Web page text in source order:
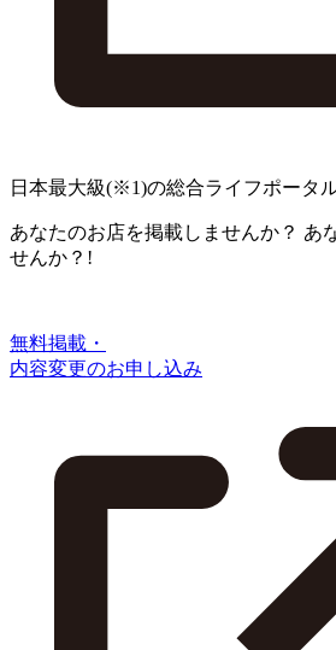
日本最大級(※1)の総合ライフポータ
あなたのお店を掲載しませんか？ あ
せんか？!
無料掲載・
内容変更のお申し込み